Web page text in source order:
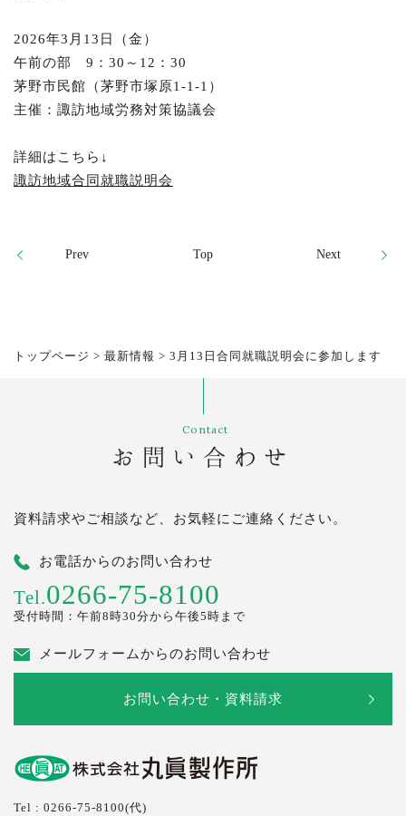
2026年3月13日（金）
午前の部 9：30～12：30
茅野市民館（茅野市塚原1-1-1）
主催：諏訪地域労務対策協議会
詳細はこちら↓
諏訪地域合同就職説明会
Prev Top Next
トップページ > 最新情報 > 3月13日合同就職説明会に参加します
Contact
お問い合わせ
資料請求やご相談など、お気軽にご連絡ください。
お電話からのお問い合わせ
Tel.0266-75-8100
受付時間：午前8時30分から午後5時まで
メールフォームからのお問い合わせ
お問い合わせ・資料請求
Tel : 0266-75-8100(代)